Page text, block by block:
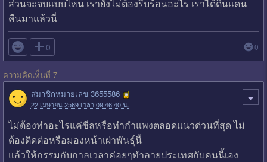
ส่วนจะจบแบบไหน เรายังไม่ต้องรีบร้อนอะไร เราได้ดินแดน
คืนมาแล้วนี่
 0 0
ความคิดเห็นที่ 7
สมาชิกหมายเลข 3655586
22 เมษายน 2569 เวลา 09:46:40 น.
ไม่ต้องทำอะไรแค่ซีลหรือทำกำแพงตลอดแนวด่วนที่สุด ไม่
ต้องติดต่อหรือมองหน้าเผ่าพันธุ์นี้
แล้วให้กรรมกับกาลเวลาค่อยๆทำลายประเทศกับคนนี้เอง